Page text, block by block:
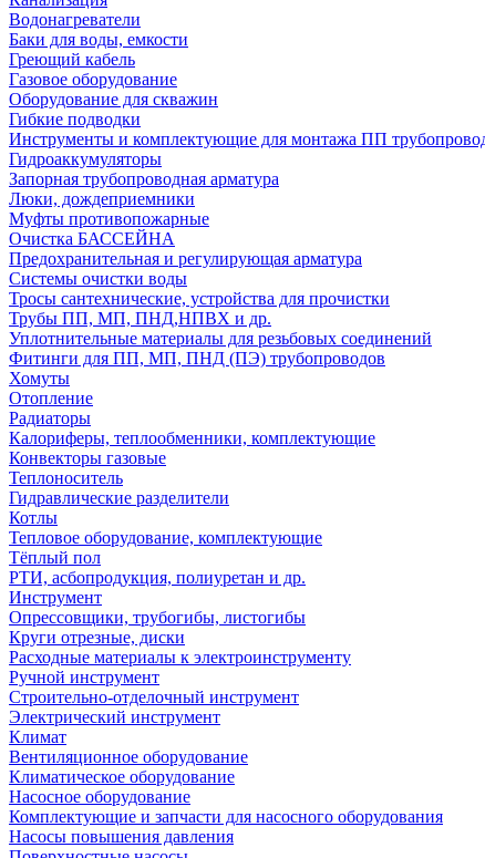
Водонагреватели
Баки для воды, емкости
Греющий кабель
Газовое оборудование
Оборудование для скважин
Гибкие подводки
Инструменты и комплектующие для монтажа ПП
Гидроаккумуляторы
Запорная трубопроводная арматура
Люки, дождеприемники
Муфты противопожарные
Очистка БАССЕЙНА
Предохранительная и регулирующая арматура
Системы очистки воды
Тросы сантехнические, устройства для прочистки
Трубы ПП, МП, ПНД,НПВХ и др.
Уплотнительные материалы для резьбовых соединений
Фитинги для ПП, МП, ПНД (ПЭ) трубопроводов
Хомуты
Отопление
Радиаторы
Калориферы, теплообменники, комплектующие
Конвекторы газовые
Теплоноситель
Гидравлические разделители
Котлы
Тепловое оборудование, комплектующие
Тёплый пол
РТИ, асбопродукция, полиуретан и др.
Инструмент
Опрессовщики, трубогибы, листогибы
Круги отрезные, диски
Расходные материалы к электроинструменту
Ручной инструмент
Строительно-отделочный инструмент
Электрический инструмент
Климат
Вентиляционное оборудование
Климатическое оборудование
Насосное оборудование
Комплектующие и запчасти для насосного оборудования
Насосы повышения давления